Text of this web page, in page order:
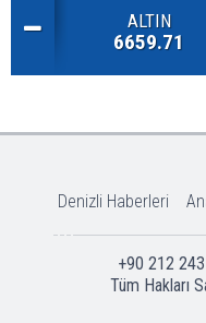
ALTIN
6659.71
Denizli Haberleri
+90 212
Tüm Hakları